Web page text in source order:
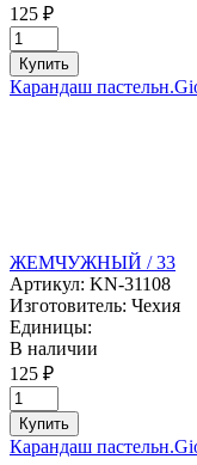
125 ₽
Купить
Карандаш
ЖЕМЧУЖНЫЙ / 33
Артикул: KN-31108
Изготовитель: Чехия
Единицы:
В наличии
125 ₽
Купить
Карандаш